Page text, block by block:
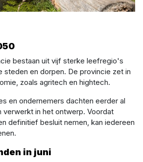
steden en dorpen. De provincie zet in
zoals agritech en hightech.
verwerkt in het ontwerp. Voordat
definitief besluit nemen, kan iedereen
in juni